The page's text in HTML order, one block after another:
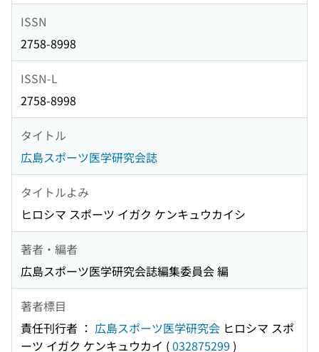
ISSN
2758-8998
ISSN-L
2758-8998
タイトル
広島スポーツ医学研究会誌
タイトルよみ
ヒロシマ スポーツ イガク ケンキュウカイシ
著者・編者
広島スポーツ医学研究会誌編集委員会 編
著者標目
責任刊行者 ： 広島スポーツ医学研究会 ヒロシマ スポ
ーツ イガク ケンキュウカイ (032875299 )